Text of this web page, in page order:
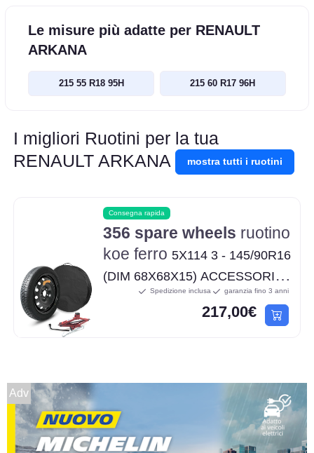
Le misure più adatte per RENAULT
ARKANA
215 55 R18 95H 215 60 R17 96H
I migliori Ruotini per la tua
RENAULT ARKANA
mostra tutti i ruotini
Consegna rapida
356 spare wheels ruotino
koe ferro5X114 3 - 145/90R16
(DIM 68X68X15) ACCESSORI
INCLUSI
(CRICK/CHIAVE/SACCA)
Spedizione inclusa garanzia fino 3 anni
217,00€
Adv